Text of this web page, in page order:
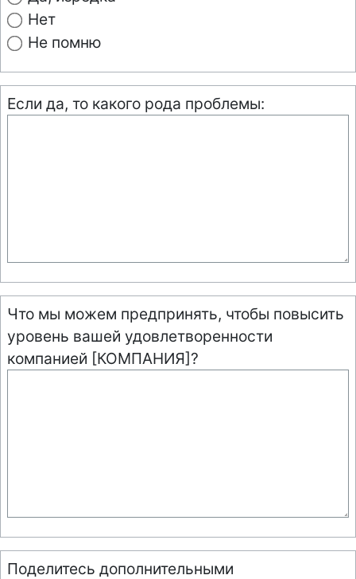
Нет
Не помню
Если да, то какого рода проблемы:
Что мы можем предпринять, чтобы повысить
уровень вашей удовлетворенности
компанией [КОМПАНИЯ]?
Поделитесь дополнительными